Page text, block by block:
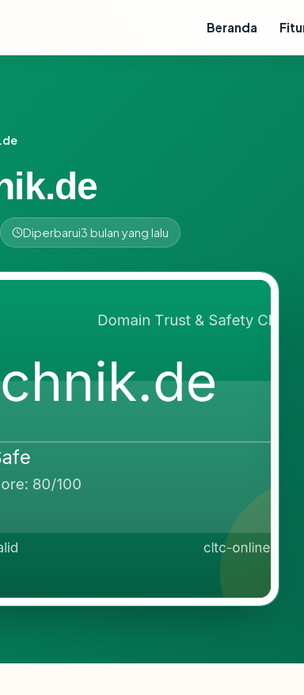
Beranda
Diperbarui3 bulan yang lalu